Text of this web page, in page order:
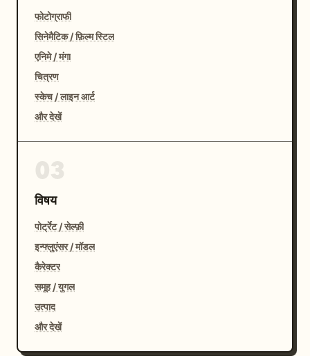
फोटोग्राफी
सिनेमैटिक / फ़िल्म स्टिल
एनिमे / मंगा
चित्रण
स्केच / लाइन आर्ट
और देखें
विषय
पोर्ट्रेट / सेल्फ़ी
इन्फ्लुएंसर / मॉडल
कैरेक्टर
समूह / युगल
उत्पाद
और देखें